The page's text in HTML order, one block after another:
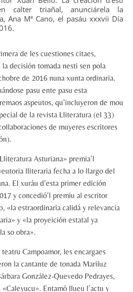
calter triañal, anunciárela la
Ana Mª Cano, el pasáu xxxvii Día
de les cuestiones citaes,
la decisión tomada nesti sen pola
de 2016 nuna xunta ordinaria.
pasu ente pasu esta
aspeutos, qu’incluyeron de mou
de la revista Lliteratura (el 33)
de muyeres escritores
Asturiana» premia’l
lliteraria fecha a lo llargo del
El xuráu d’esta primer edición
y concedió’l premiu al escritor
«la estraordinaria calidá y relevancia
y «la proyeición estatal ya
so obra».
Campoamor, les encargaes
la cantante de tonada Mariluz
González-Quevedo Pedrayes,
Entamó llueu l’actu y